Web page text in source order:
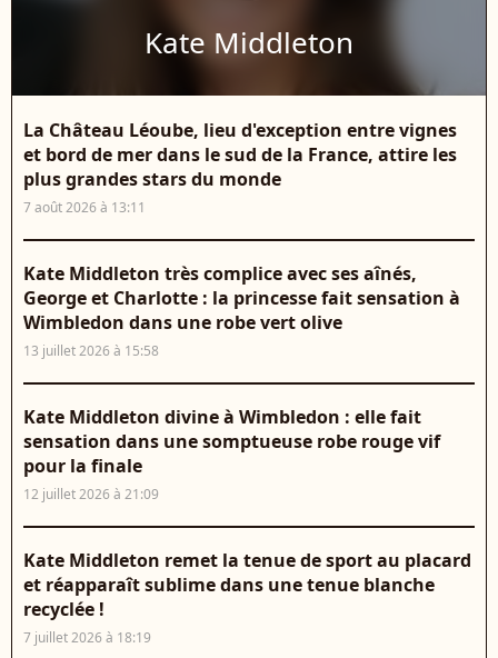
Kate Middleton
La Château Léoube, lieu d'exception entre vignes
et bord de mer dans le sud de la France, attire les
plus grandes stars du monde
7 août 2026 à 13:11
Kate Middleton très complice avec ses aînés,
George et Charlotte : la princesse fait sensation à
Wimbledon dans une robe vert olive
13 juillet 2026 à 15:58
Kate Middleton divine à Wimbledon : elle fait
sensation dans une somptueuse robe rouge vif
pour la finale
12 juillet 2026 à 21:09
Kate Middleton remet la tenue de sport au placard
et réapparaît sublime dans une tenue blanche
recyclée !
7 juillet 2026 à 18:19